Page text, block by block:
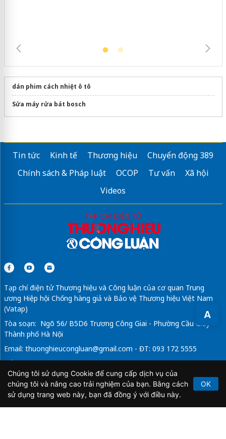
A
dán phim cách nhiệt ô tô
Sửa máy rửa bát bosch
Tin tức Kinh tế Thương hiệu
Chuyển động 389
Chính sách & Pháp luật
OCOP Tư vấn
Xã hội
Videos
Tạp chí điện tử Thương hiệu và Công luận của cơ quan Trung
ương Hiệp hội Chống hàng giả và Bảo vệ Thương hiệu Việt Nam
(Vatap)
Tòa soạn: Ngõ 56/ B5D6 Trương Công Giai - Phường Cầu Giấy -
Thành phố Hà Nội
Email: thuonghieucongluan@gmail.com - ĐT: 093 172 5555
Tổng Biên Tập: Vũ Đức Thuận
Giấy phép hoạt động báo chí điện tử số 64/GP-BTTTT do Bộ
Thông tin và Truyền thông cấp ngày 21/2/2020.
Chúng tôi sử dụng Cookie để cung cấp dịch vụ của
chúng tôi và nâng cao trải nghiệm của bạn. Bằng cách
sử dụng trang web này, bạn đã đồng ý với điều này.
OK